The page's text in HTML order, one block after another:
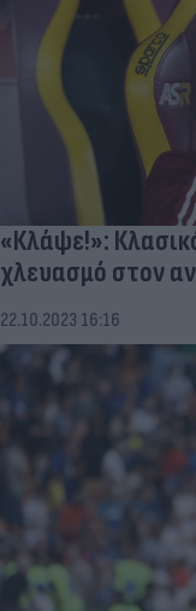
«Κλάψε!»:
χλευασμό στον
22.10.2023 16:16